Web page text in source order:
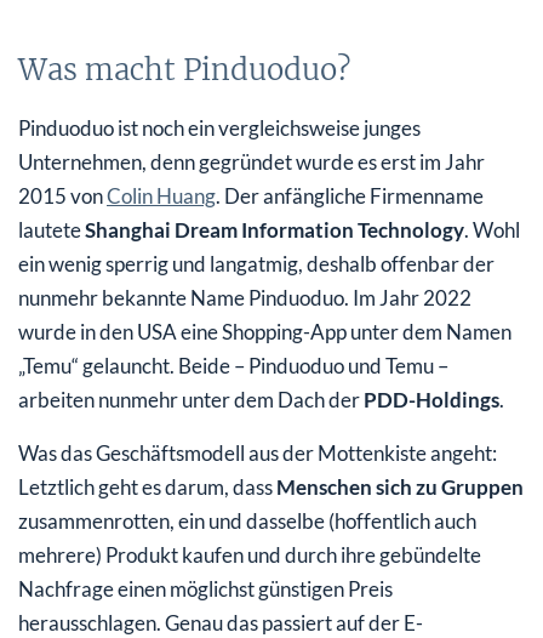
Was macht Pinduoduo?
Pinduoduo ist noch ein vergleichsweise junges
Unternehmen, denn gegründet wurde es erst im Jahr
2015 vonColin Huang. Der anfängliche Firmenname
lauteteShanghai Dream Information Technology. Wohl
ein wenig sperrig und langatmig, deshalb offenbar der
nunmehr bekannte Name Pinduoduo. Im Jahr 2022
wurde in den USA eine Shopping-App unter dem Namen
„Temu“ gelauncht. Beide – Pinduoduo und Temu –
arbeiten nunmehr unter dem Dach derPDD-Holdings.
Was das Geschäftsmodell aus der Mottenkiste angeht:
Letztlich geht es darum, dassMenschen sich zu Gruppen
zusammenrotten, ein und dasselbe (hoffentlich auch
mehrere) Produkt kaufen und durch ihre gebündelte
Nachfrage einen möglichst günstigen Preis
herausschlagen. Genau das passiert auf der E-